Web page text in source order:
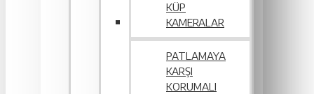
KÜP
KAMERALAR
PATLAMAYA
KARŞI
KORUMALI